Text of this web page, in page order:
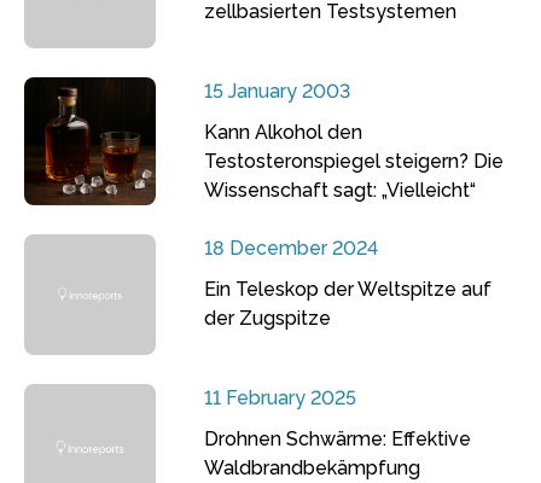
zellbasierten Testsystemen
15 January 2003
Kann Alkohol den
Testosteronspiegel steigern? Die
Wissenschaft sagt: „Vielleicht“
18 December 2024
Ein Teleskop der Weltspitze auf
der Zugspitze
11 February 2025
Drohnen Schwärme: Effektive
Waldbrandbekämpfung